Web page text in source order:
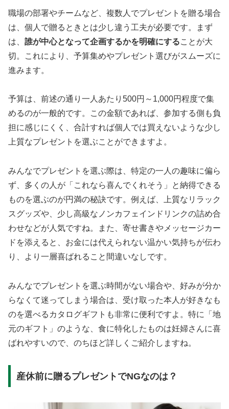
職場の部署やチームなど、複数人でプレゼントを贈る場合
は、個人で贈るときとは少し違う工夫が必要です。まず
は、 誰が中心となって企画するかを明確にすることが大
切。これにより、予算集めやプレゼント選びがスムーズに
進みます。
予算は、前述の通り一人あたり500円～1,000円程度で集
めるのが一般的です。この金額であれば、参加する側も負
担に感じにくく、合計すれば個人では買えないような少し
上質なプレゼントを選ぶことができますよ。
みんなでプレゼントを選ぶ際は、 特定の一人の趣味に偏ら
ず、多くの人が「これなら喜んでくれそう」と納得できる
ものを選ぶのが円満の秘訣です。例えば、上質なリラック
スグッズや、少し高級なノンカフェインドリンクの詰め合
わせなどが人気ですね。また、寄せ書きやメッセージカー
ドを添えると、お金には代えられない温かい気持ちが伝わ
り、より一層喜ばれること間違いなしです。
みんなでプレゼントを選ぶ時間がない場合や、好みが分か
らなくて迷ってしまう場合は、受け取った本人が好きなも
のを選べるカタログギフトも非常に便利ですよ。特に「地
元のギフト」のような、食に特化したものは妊婦さんに喜
ばれやすいので、のちほど詳しくご紹介しますね。
産休前に贈るプレゼントでNGなのは？